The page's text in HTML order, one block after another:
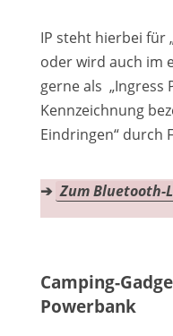
IP steht hierbei für
oder wird auch im
gerne als „Ingress
Kennzeichnung
Eindringen“ durch
➔ Zum Bluetooth-
Camping-
Powerbank